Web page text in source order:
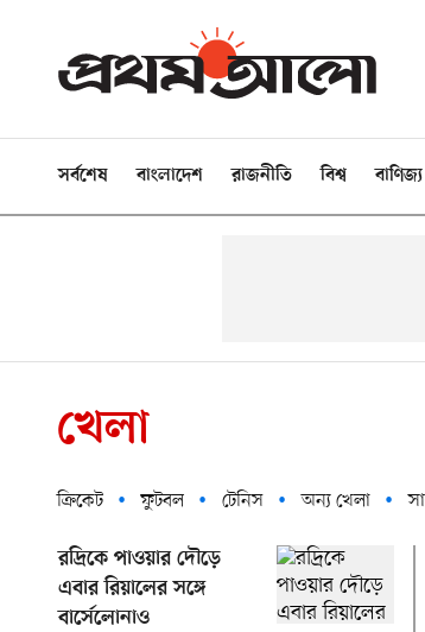
সর্বশেষ বাংলাদেশ রাজনীতি বিশ্ব বাণিজ্য
খেলা
ক্রিকেট ফুটবল টেনিস অন্য খেলা
রদ্রিকে পাওয়ার দৌড়ে
এবার রিয়ালের সঙ্গে
বার্সেলোনাও